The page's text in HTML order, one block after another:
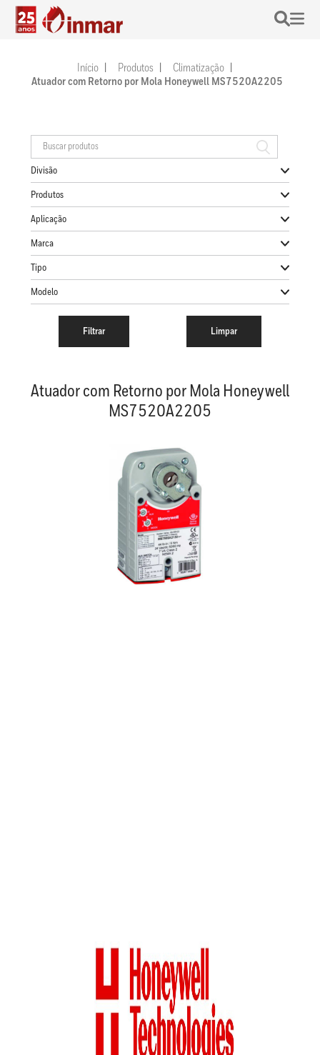
Início Produtos
Climatização
Atuador com Retorno por Mola Honeywell MS7520A2205
Divisão
Produtos
Aplicação
Marca
Tipo
Modelo
Atuador com Retorno por Mola Honeywell
MS7520A2205